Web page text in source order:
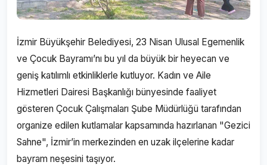
İzmir Büyükşehir Belediyesi, 23 Nisan Ulusal Egemenlik
ve Çocuk Bayramı’nı bu yıl da büyük bir heyecan ve
geniş katılımlı etkinliklerle kutluyor. Kadın ve Aile
Hizmetleri Dairesi Başkanlığı bünyesinde faaliyet
gösteren Çocuk Çalışmaları Şube Müdürlüğü tarafından
organize edilen kutlamalar kapsamında hazırlanan "Gezici
Sahne", İzmir’in merkezinden en uzak ilçelerine kadar
bayram neşesini taşıyor.